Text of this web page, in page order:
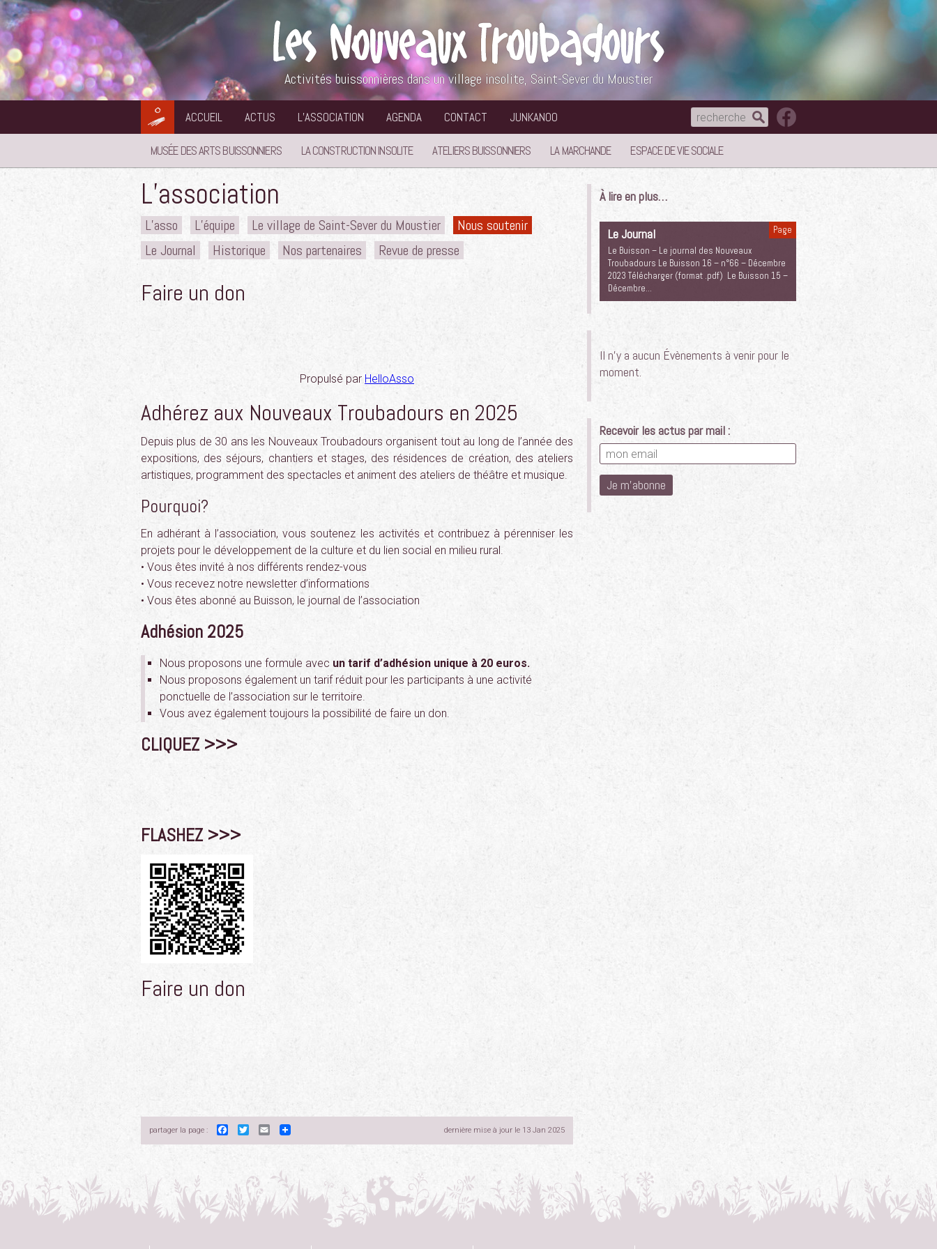
Aller
au
contenu
Activités buissonnières dans un village insolite, Saint-Sever du Moustier
ACCUEIL ACTUS L’ASSOCIATION AGENDA CONTACT JUNKANOO
MUSÉE DES ARTS BUISSONNIERS LA CONSTRUCTION INSOLITE ATELIERS BUISSONNIERS LA MARCHANDE ESPACE DE VIE SOCIALE
L’association
L’asso L’équipe Le village de Saint-Sever du Moustier
Nous soutenir
Le Journal
Historique Nos partenaires Revue de presse
Faire un don
Propulsé par HelloAsso
Adhérez aux Nouveaux Troubadours en 2025
Depuis plus de 30 ans les Nouveaux Troubadours organisent tout au long de l’année des
expositions, des séjours, chantiers et stages, des résidences de création, des ateliers
artistiques, programment des spectacles et animent des ateliers de théâtre et musique.
Pourquoi?
En adhérant à l’association, vous soutenez les activités et contribuez à pérenniser les
projets pour le développement de la culture et du lien social en milieu rural.
• Vous êtes invité à nos différents rendez-vous
• Vous recevez notre newsletter d’informations
• Vous êtes abonné au Buisson, le journal de l’association
Adhésion 2025
Nous proposons une formule avec un tarif d’adhésion unique à 20 euros.
Nous proposons également un tarif réduit pour les participants à une activité
ponctuelle de l’association sur le territoire.
Vous avez également toujours la possibilité de faire un don.
CLIQUEZ >>>
FLASHEZ >>>
Faire un don
partager la page : Facebook
TwitterEmail dernière mise à jour le 13 Jan 2025
À lire en plus…
Page
Le Journal
Le Buisson – Le journal des Nouveaux
Troubadours Le Buisson 16 – n°66 – Décembre
2023 Télécharger (format .pdf) Le Buisson 15 –
Décembre…
Il n’y a aucun Évènements à venir pour le
moment.
Recevoir les actus par mail :